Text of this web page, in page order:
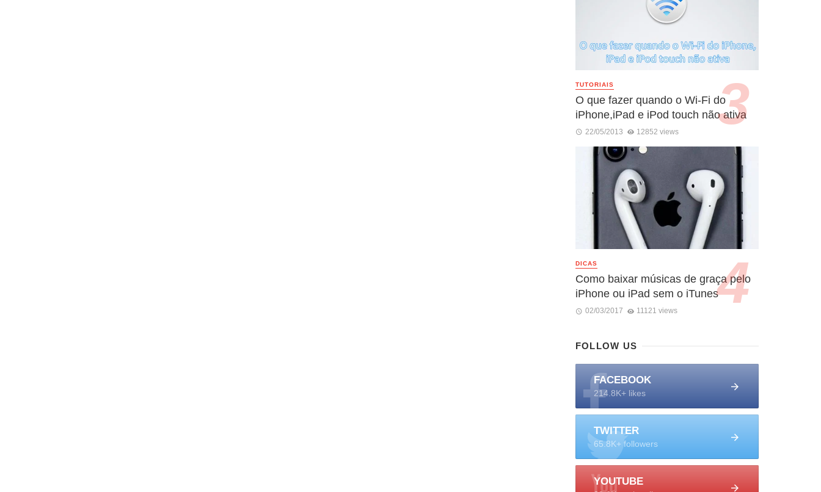
TUTORIAIS
O que fazer quando o Wi-Fi do
iPhone,iPad e iPod touch não ativa
22/05/2013 12852 views
DICAS
Como baixar músicas de graça pelo
iPhone ou iPad sem o iTunes
02/03/2017 11121 views
FOLLOW US
FACEBOOK
214.8K+ likes
TWITTER
65.8K+ followers
YOUTUBE